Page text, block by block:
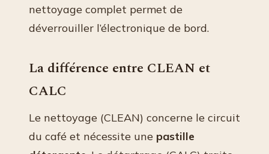
nettoyage complet permet de
déverrouiller l’électronique de bord.
La différence entre CLEAN et
CALC
Le nettoyage (CLEAN) concerne le circuit
du café et nécessite une pastille